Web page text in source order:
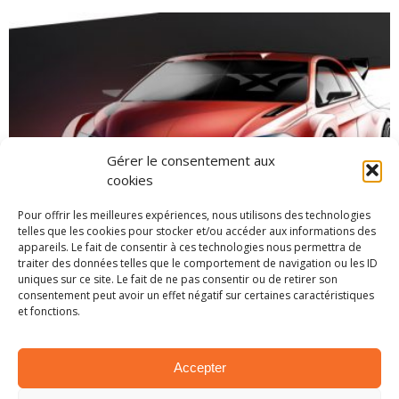
Gérer le consentement aux
cookies
Pour offrir les meilleures expériences, nous utilisons des technologies
telles que les cookies pour stocker et/ou accéder aux informations des
appareils. Le fait de consentir à ces technologies nous permettra de
traiter des données telles que le comportement de navigation ou les ID
uniques sur ce site. Le fait de ne pas consentir ou de retirer son
consentement peut avoir un effet négatif sur certaines caractéristiques
et fonctions.
Accepter
WRC: Volkswagen à l’assaut de la catégorie
R5
Quasiment un an après son départ du
championnat du monde, Volkswagen